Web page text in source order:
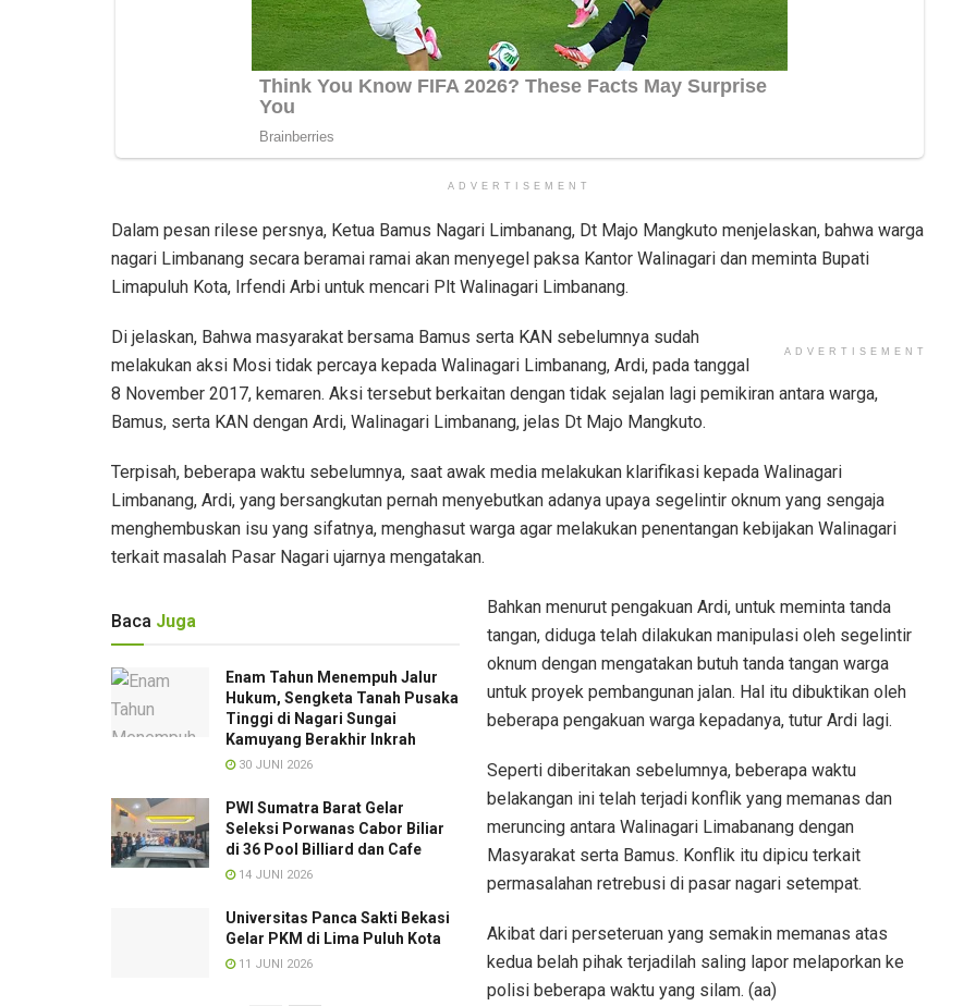
ADVERTISEMENT
Dalam pesan rilese persnya, Ketua Bamus Nagari Limbanang, Dt Majo Mangkuto menjelaskan, bahwa warga
nagari Limbanang secara beramai ramai akan menyegel paksa Kantor Walinagari dan meminta Bupati
Limapuluh Kota, Irfendi Arbi untuk mencari Plt Walinagari Limbanang.
ADVERTISEMENT
Di jelaskan, Bahwa masyarakat bersama Bamus serta KAN sebelumnya sudah
melakukan aksi Mosi tidak percaya kepada Walinagari Limbanang, Ardi, pada tanggal
8 November 2017, kemaren. Aksi tersebut berkaitan dengan tidak sejalan lagi pemikiran antara warga,
Bamus, serta KAN dengan Ardi, Walinagari Limbanang, jelas Dt Majo Mangkuto.
Terpisah, beberapa waktu sebelumnya, saat awak media melakukan klarifikasi kepada Walinagari
Limbanang, Ardi, yang bersangkutan pernah menyebutkan adanya upaya segelintir oknum yang sengaja
menghembuskan isu yang sifatnya, menghasut warga agar melakukan penentangan kebijakan Walinagari
terkait masalah Pasar Nagari ujarnya mengatakan.
Baca Juga
Enam Tahun Menempuh Jalur
Hukum, Sengketa Tanah Pusaka
Tinggi di Nagari Sungai
Kamuyang Berakhir Inkrah
30 JUNI 2026
PWI Sumatra Barat Gelar
Seleksi Porwanas Cabor Biliar
di 36 Pool Billiard dan Cafe‎
14 JUNI 2026
Universitas Panca Sakti Bekasi
Gelar PKM di Lima Puluh Kota
11 JUNI 2026
Bahkan menurut pengakuan Ardi, untuk meminta tanda
tangan, diduga telah dilakukan manipulasi oleh segelintir
oknum dengan mengatakan butuh tanda tangan warga
untuk proyek pembangunan jalan. Hal itu dibuktikan oleh
beberapa pengakuan warga kepadanya, tutur Ardi lagi.
Seperti diberitakan sebelumnya, beberapa waktu
belakangan ini telah terjadi konflik yang memanas dan
meruncing antara Walinagari Limabanang dengan
Masyarakat serta Bamus. Konflik itu dipicu terkait
permasalahan retrebusi di pasar nagari setempat.
Akibat dari perseteruan yang semakin memanas atas
kedua belah pihak terjadilah saling lapor melaporkan ke
polisi beberapa waktu yang silam. (aa)